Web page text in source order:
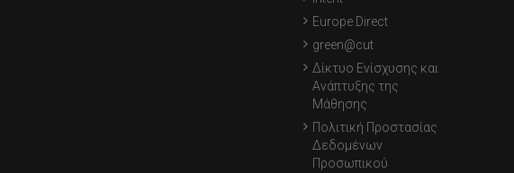
Europe Direct
green@cut
Δίκτυο Ενίσχυσης και
Ανάπτυξης της
Μάθησης
Πολιτική Προστασίας
Δεδομένων
Προσωπικού